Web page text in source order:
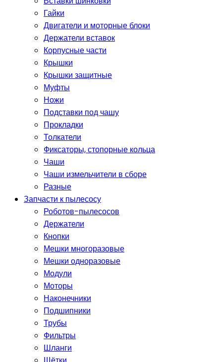
Гайки
Двигатели и моторные блоки
Держатели вставок
Корпусные части
Крышки
Крышки защитные
Муфты
Ножи
Подставки под чашу
Прокладки
Толкатели
Фиксаторы, стопорные кольца
Чаши
Чаши измельчители в сборе
Разные
Запчасти к пылесосу
Роботов-пылесосов
Держатели
Кнопки
Мешки многоразовые
Мешки одноразовые
Модули
Моторы
Наконечники
Подшипники
Трубы
Фильтры
Шланги